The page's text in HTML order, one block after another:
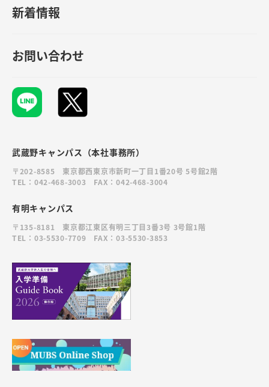
新着情報
お問い合わせ
武蔵野キャンパス（本社事務所）
〒202-8585 東京都西東京市新町一丁目1番20号 5号館2階
TEL：042-468-3003 FAX：042-468-3004
有明キャンパス
〒135-8181 東京都江東区有明三丁目3番3号 3号館1階
TEL：03-5530-7709 FAX：03-5530-3853